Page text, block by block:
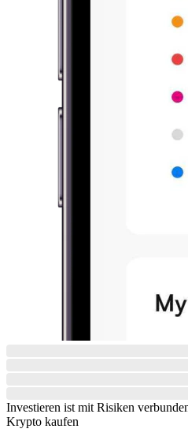
Investieren ist mit Risiken
Krypto kaufen